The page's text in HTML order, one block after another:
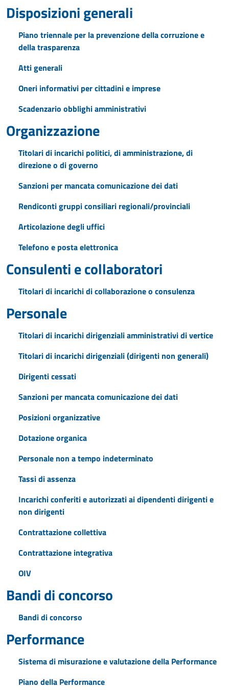
Disposizioni generali
Piano triennale per la prevenzione della corruzione e
della trasparenza
Atti generali
Oneri informativi per cittadini e imprese
Scadenzario obblighi amministrativi
Organizzazione
Titolari di incarichi politici, di amministrazione, di
direzione o di governo
Sanzioni per mancata comunicazione dei dati
Rendiconti gruppi consiliari regionali/provinciali
Articolazione degli uffici
Telefono e posta elettronica
Consulenti e collaboratori
Titolari di incarichi di collaborazione o consulenza
Personale
Titolari di incarichi dirigenziali amministrativi di vertice
Titolari di incarichi dirigenziali (dirigenti non generali)
Dirigenti cessati
Sanzioni per mancata comunicazione dei dati
Posizioni organizzative
Dotazione organica
Personale non a tempo indeterminato
Tassi di assenza
Incarichi conferiti e autorizzati ai dipendenti dirigenti e
non dirigenti
Contrattazione collettiva
Contrattazione integrativa
OIV
Bandi di concorso
Bandi di concorso
Performance
Sistema di misurazione e valutazione della Performance
Piano della Performance